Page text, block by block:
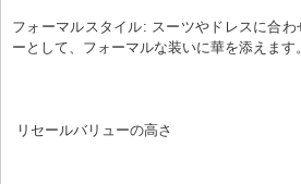
フォーマルスタイル: スーツやドレスに合
ーとして、フォーマルな装いに華を添えます。
リセールバリューの高さ